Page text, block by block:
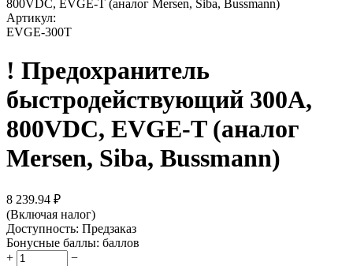
800VDC, EVGE-T (аналог Mersen, Siba, Bussmann)
Артикул:
EVGE-300T
! Предохранитель
быстродействующий 300A,
800VDC, EVGE-T (аналог
Mersen, Siba, Bussmann)
8 239.94 ₽
(Включая налог)
Доступность: Предзаказ
Бонусные баллы: баллов
+
−